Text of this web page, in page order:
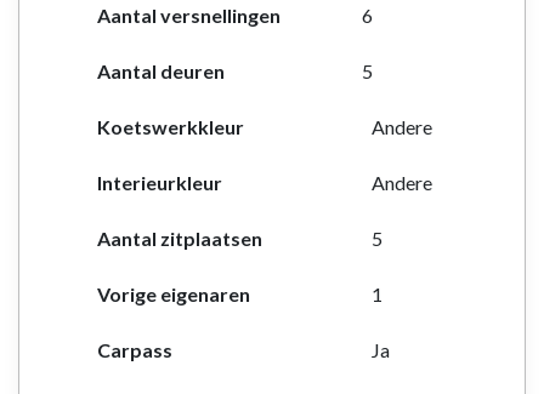
Aantal versnellingen 6
Aantal deuren 5
Koetswerkkleur Andere
Interieurkleur Andere
Aantal zitplaatsen 5
Vorige eigenaren 1
Carpass Ja